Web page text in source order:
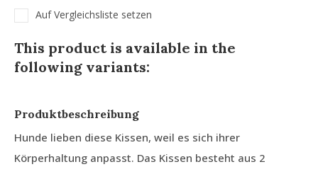
Auf Vergleichsliste setzen
This product is available in the
following variants:
Produktbeschreibung
Hunde lieben diese Kissen, weil es sich ihrer
Körperhaltung anpasst. Das Kissen besteht aus 2